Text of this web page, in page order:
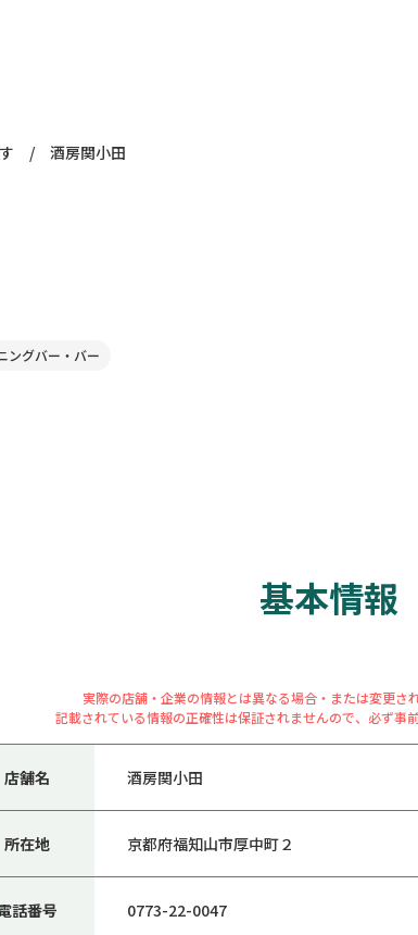
/ 酒房関小田
ングバー・バー
基本情報
実際の店舗・企業の情報とは異なる場合・または変更さ
記載されている情報の正確性は保証されませんので、必ず事
店舗名 酒房関小田
所在地 京都府福知山市厚中町２
話番号 0773-22-0047